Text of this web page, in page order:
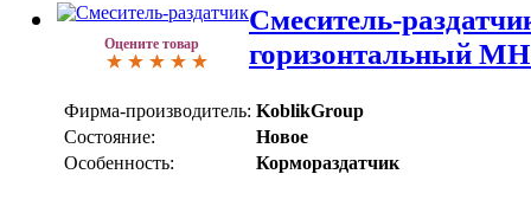
Оцените товар
Смеситель-
горизонтальный
Фирма-производитель: KoblikGroup
Состояние:
Новое
Особенность:
Кормораздатчик